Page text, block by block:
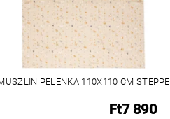
PELENKA 110X110 CM STEPPE
Ft7 890